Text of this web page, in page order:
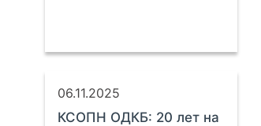
06.11.2025
КСОПН ОДКБ: 20 лет на